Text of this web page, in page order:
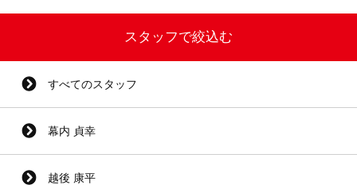
スタッフで絞込む
すべてのスタッフ
幕内 貞幸
越後 康平